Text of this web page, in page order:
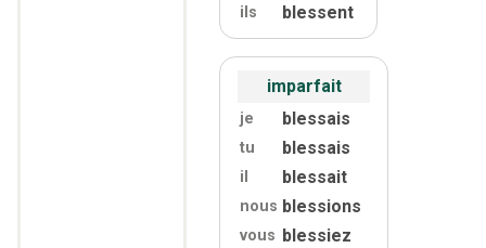
ils blessent
imparfait
je blessais
tu blessais
il blessait
nous blessions
vous blessiez